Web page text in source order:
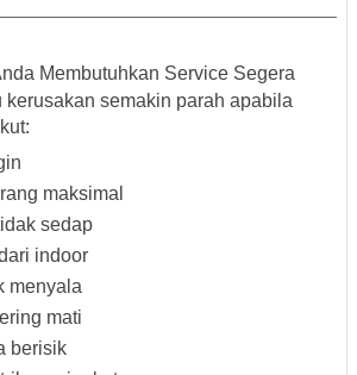
Membutuhkan Service Segera
kerusakan semakin parah apabila
maksimal
sedap
indoor
menyala
mati
berisik